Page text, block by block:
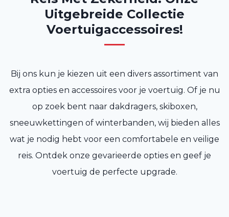
Uitgebreide Collectie
Voertuigaccessoires!
Bij ons kun je kiezen uit een divers assortiment van
extra opties en accessoires voor je voertuig. Of je nu
op zoek bent naar dakdragers, skiboxen,
sneeuwkettingen of winterbanden, wij bieden alles
wat je nodig hebt voor een comfortabele en veilige
reis. Ontdek onze gevarieerde opties en geef je
voertuig de perfecte upgrade.